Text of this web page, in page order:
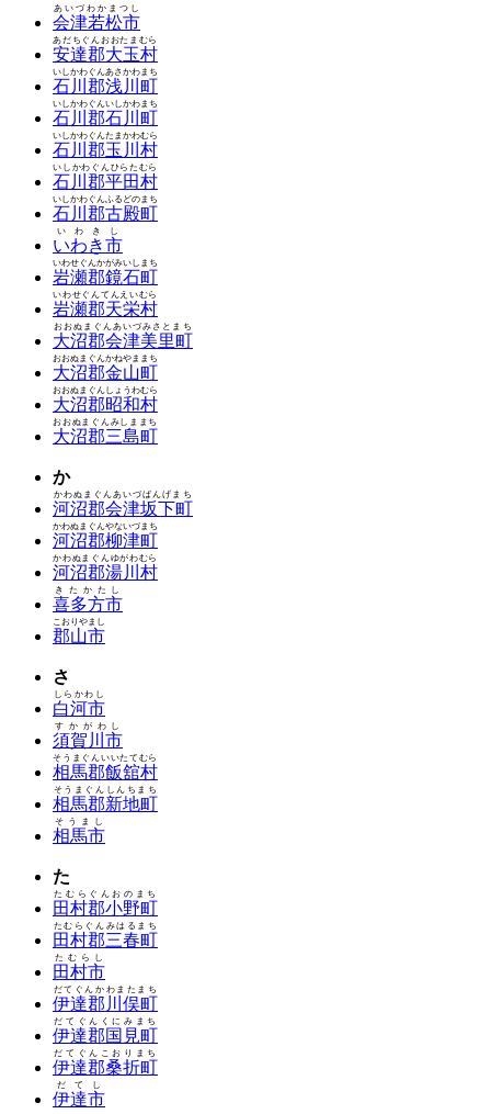
会津若松市
あいづわかまつし
安達郡大玉村
あだちぐんおおたまむら
石川郡浅川町
いしかわぐんあさかわまち
石川郡石川町
いしかわぐんいしかわまち
石川郡玉川村
いしかわぐんたまかわむら
石川郡平田村
いしかわぐんひらたむら
石川郡古殿町
いしかわぐんふるどのまち
いわき市
いわきし
岩瀬郡鏡石町
いわせぐんかがみいしまち
岩瀬郡天栄村
いわせぐんてんえいむら
大沼郡会津美里町
おおぬまぐんあいづみさとまち
大沼郡金山町
おおぬまぐんかねやままち
大沼郡昭和村
おおぬまぐんしょうわむら
大沼郡三島町
おおぬまぐんみしままち
か
河沼郡会津坂下町
かわぬまぐんあいづばんげまち
河沼郡柳津町
かわぬまぐんやないづまち
河沼郡湯川村
かわぬまぐんゆがわむら
喜多方市
きたかたし
郡山市
こおりやまし
さ
白河市
しらかわし
須賀川市
すかがわし
相馬郡飯舘村
そうまぐんいいたてむら
相馬郡新地町
そうまぐんしんちまち
相馬市
そうまし
た
田村郡小野町
たむらぐんおのまち
田村郡三春町
たむらぐんみはるまち
田村市
たむらし
伊達郡川俣町
だてぐんかわまたまち
伊達郡国見町
だてぐんくにみまち
伊達郡桑折町
だてぐんこおりまち
伊達市
だてし